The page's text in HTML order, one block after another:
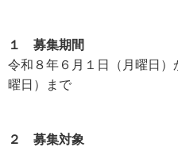
１ 募集期間
令和８年６月１日（月曜日
曜日）まで
２ 募集対象